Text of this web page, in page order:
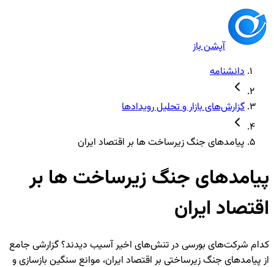
آپشن باز
دانشنامه
گزارش‌های بازار و تحلیل رویدادها
پیامدهای جنگ زیرساخت ها بر اقتصاد ایران
پیامدهای جنگ زیرساخت ها بر
اقتصاد ایران
کدام شرکت‌های بورسی در تنش‌های اخیر آسیب دیدند؟ گزارشی جامع
از پیامدهای جنگ زیرساختی بر اقتصاد ایران، موانع سنگین بازسازی و